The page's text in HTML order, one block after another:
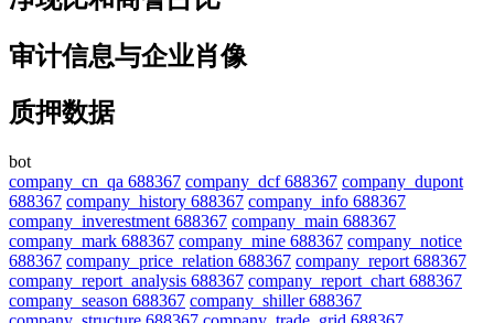
审计信息与企业肖像
质押数据
bot
company_cn_qa 688367 company_dcf 688367 company_dupont
688367 company_history 688367 company_info 688367
company_inverestment 688367 company_main 688367
company_mark 688367 company_mine 688367 company_notice
688367 company_price_relation 688367 company_report 688367
company_report_analysis 688367 company_report_chart 688367
company_season 688367 company_shiller 688367